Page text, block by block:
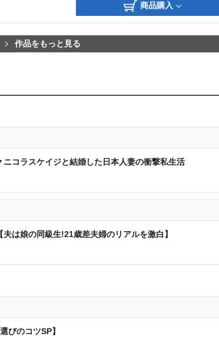
商品購入
作品をもっと見る
コラスケイジと結婚した日本人妻の衝撃私生活
は娘の同級生!21歳差夫婦のリアルを激白】
びのコツSP】